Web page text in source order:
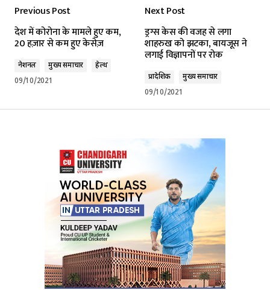
Previous Post
देश में कोरोना के मामले हुए कम,
20 हज़ार से कम हुए केसेज़
नेशनल मुख्य समाचार
हेल्थ
09/10/2021
Next Post
ड्रग्स केस की वजह से लगा
शाहरुख को झटका, बायजूस ने
लगाई विज्ञापनों पर रोक
प्रादेशिक
मुख्य समाचार
09/10/2021